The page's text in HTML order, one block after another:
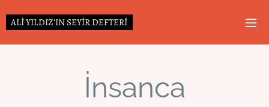
ALİ YILDIZ'IN SEYİR DEFTERİ
İnsanca